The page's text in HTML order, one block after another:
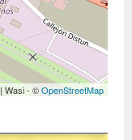
| Wasi - ©OpenStreetMap